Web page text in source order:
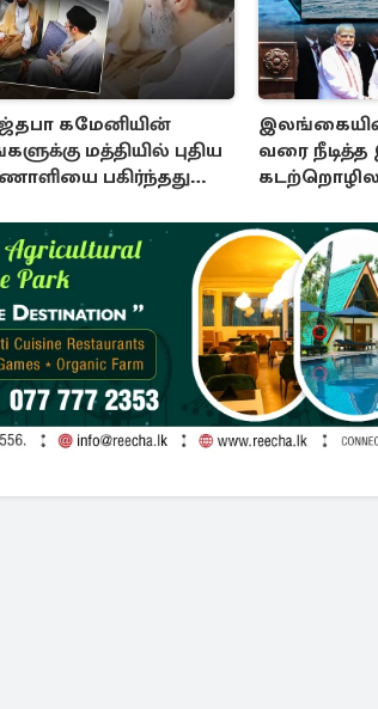
கமேனியின்
மத்தியில் புதிய
பகிர்ந்தது
வரை நீடித்த